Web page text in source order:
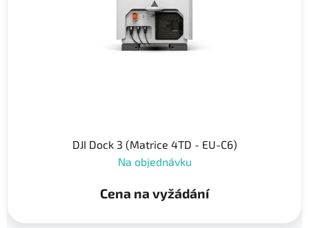
DJI Dock 3 (Matrice 4TD - EU-C6)
Na objednávku
Cena na vyžádání